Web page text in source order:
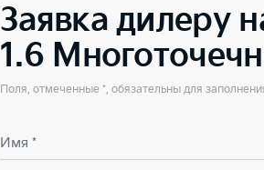
Заявка дилеру
1.6
Поля, отмеченные *, обязательны для
Имя *